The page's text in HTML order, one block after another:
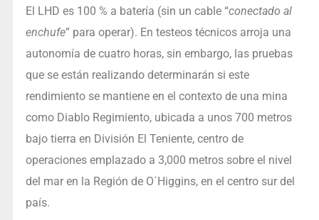
El LHD es 100 % a batería (sin un cable “conectado al
enchufe” para operar). En testeos técnicos arroja una
autonomía de cuatro horas, sin embargo, las pruebas
que se están realizando determinarán si este
rendimiento se mantiene en el contexto de una mina
como Diablo Regimiento, ubicada a unos 700 metros
bajo tierra en División El Teniente, centro de
operaciones emplazado a 3,000 metros sobre el nivel
del mar en la Región de O´Higgins, en el centro sur del
país.